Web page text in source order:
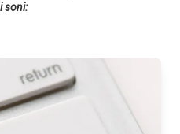
soni: